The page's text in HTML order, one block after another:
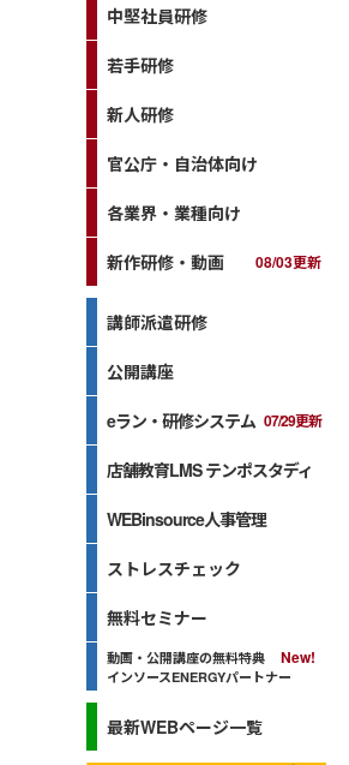
中堅社員研修
若手研修
新人研修
官公庁・自治体向け
各業界・業種向け
新作研修・動画 08/03更新
講師派遣研修
公開講座
eラン・研修システム 07/29更新
店舗教育LMS テンポスタディ
WEBinsource人事管理
ストレスチェック
無料セミナー
動画・公開講座の無料特典
インソースENERGYパートナー
最新WEBページ一覧